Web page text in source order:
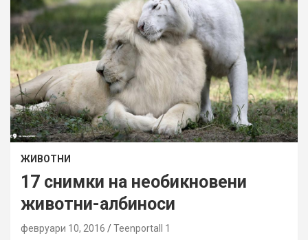
ЖИВОТНИ
17 снимки на необикновени
животни-албиноси
февруари 10, 2016 Teenportall 1